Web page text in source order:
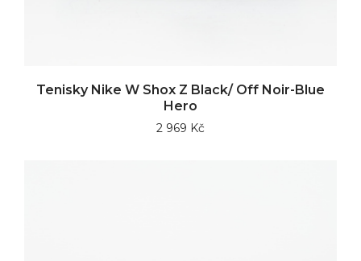
Tenisky Nike W Shox Z Black/ Off Noir-Blue
Hero
2 969 Kč